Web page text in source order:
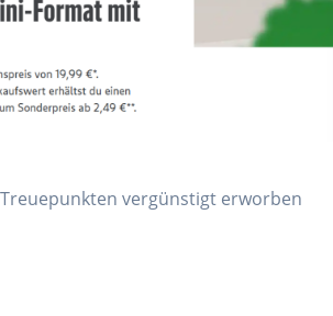
vergünstigt erworben